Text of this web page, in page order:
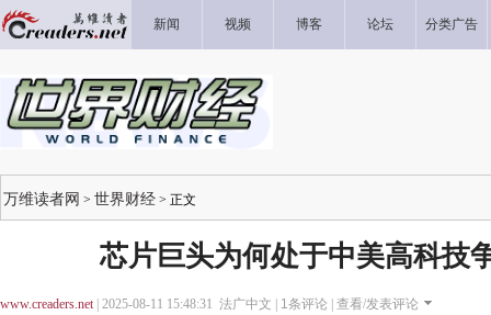
新闻 视频 博客 论坛 分类广告
万维读者网 > 世界财经 > 正文
芯片巨头为何处于中美高科技
www.creaders.net| 2025-08-11 15:48:31 法广中文 | 1条评论 | 查看/发表评论